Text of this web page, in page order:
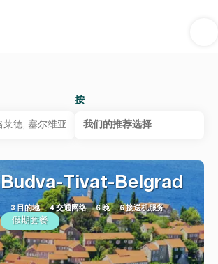
按
我们的推荐选择
Budva-Tivat-Belgrad
3 目的地 4 交通网络 6 晚 6 接送机服务
假期套餐